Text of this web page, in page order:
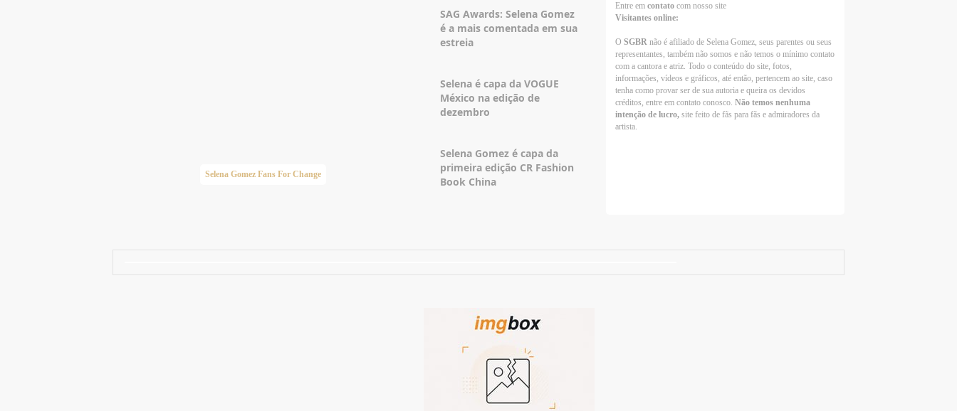
Selena Gomez Fans For Change Taylor Swift Brasil
SAG Awards: Selena Gomez
é a mais comentada em sua
estreia
Selena é capa da VOGUE
México na edição de
dezembro
Selena Gomez é capa da
primeira edição CR Fashion
Book China
Entre emcontatocom nosso site
Visitantes online:
OSGBR não é afiliado de Selena Gomez, seus parentes ou seus
representantes, também não somos e não temos o mínimo contato
com a cantora e atriz. Todo o conteúdo do site, fotos,
informações, vídeos e gráficos, até então, pertencem ao site, caso
tenha como provar ser de sua autoria e queira os devidos
créditos, entre em contato conosco.Não temos nenhuma
intenção de lucro,site feito de fãs para fãs e admiradores da
artista.